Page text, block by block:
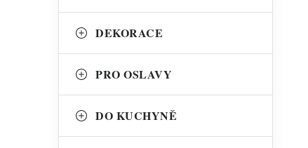
DEKORACE
PRO OSLAVY
DO KUCHYNĚ